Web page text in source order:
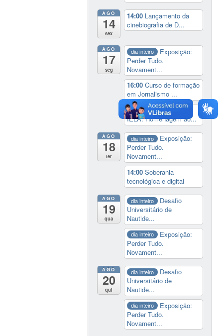
AGO
14
sex
14:00 Lançamento da
cinebiografia de D...
AGO
17
seg
dia inteiro
Exposição:
Perder Tudo.
Novament...
16:00Curso de formação
em Jornalismo ...
19:00 Aula Magna do
IELA: Homenagem ao...
AGO
18
ter
dia inteiro
Exposição:
Perder Tudo.
Novament...
14:00Soberania
tecnológica e digital
AGO
19
qua
dia inteiro
Desafio
Universitário de
Nautide...
dia inteiro
Exposição:
Perder Tudo.
Novament...
AGO
20
qui
dia inteiro
Desafio
Universitário de
Nautide...
dia inteiro
Exposição:
Perder Tudo.
Novament...